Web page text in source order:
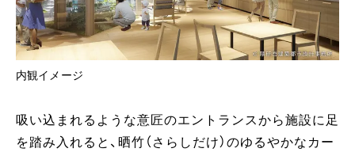
内観イメージ
吸い込まれるような意匠のエントランスから施設に足
を踏み入れると、晒竹（さらしだけ）のゆるやかなカー